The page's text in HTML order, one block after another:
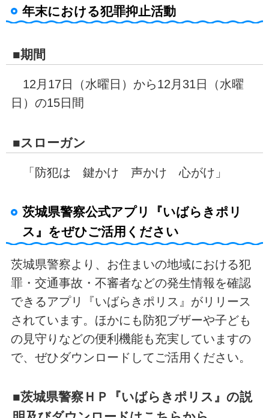
年末における犯罪抑止活動
■期間
12月17日（水曜日）から12月31日（水曜
日）の15日間
■スローガン
「防犯は 鍵かけ 声かけ 心がけ」
茨城県警察公式アプリ『いばらきポリ
ス』をぜひご活用ください
茨城県警察より、お住まいの地域における犯
罪・交通事故・不審者などの発生情報を確認
できるアプリ『いばらきポリス』がリリース
されています。ほかにも防犯ブザーや子ども
の見守りなどの便利機能も充実していますの
で、ぜひダウンロードしてご活用ください。
■茨城県警察ＨＰ『いばらきポリス』の説